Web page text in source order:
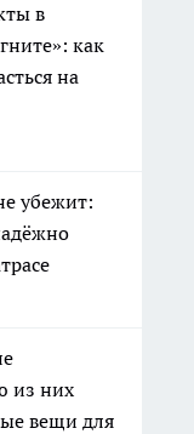
в
как
на
убежит:
из них
вещи для